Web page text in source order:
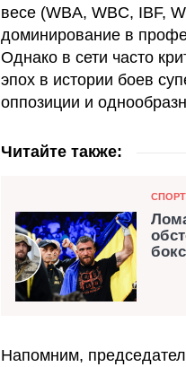
весе (WBA, WBC, IBF,
доминирование в
Однако в сети часто
эпох в истории боев
оппозиции и
Читайте также:
СПОРТ
Напомним,